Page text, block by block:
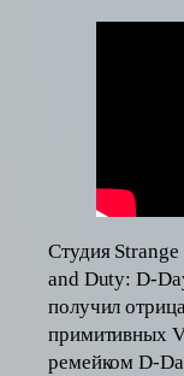
Студия Strange
and Duty: D-
получил
примитивных
ремейком D-